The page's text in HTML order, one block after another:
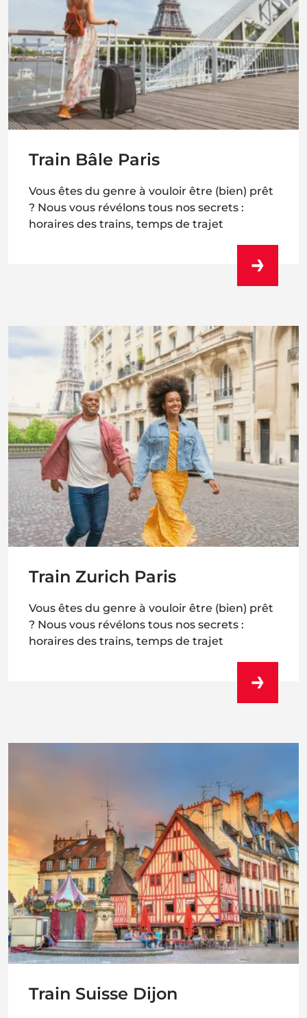
Train Bâle Paris
Vous êtes du genre à vouloir être (bien) prêt
? Nous vous révélons tous nos secrets :
horaires des trains, temps de trajet
Train Zurich Paris
Vous êtes du genre à vouloir être (bien) prêt
? Nous vous révélons tous nos secrets :
horaires des trains, temps de trajet
Train Suisse Dijon